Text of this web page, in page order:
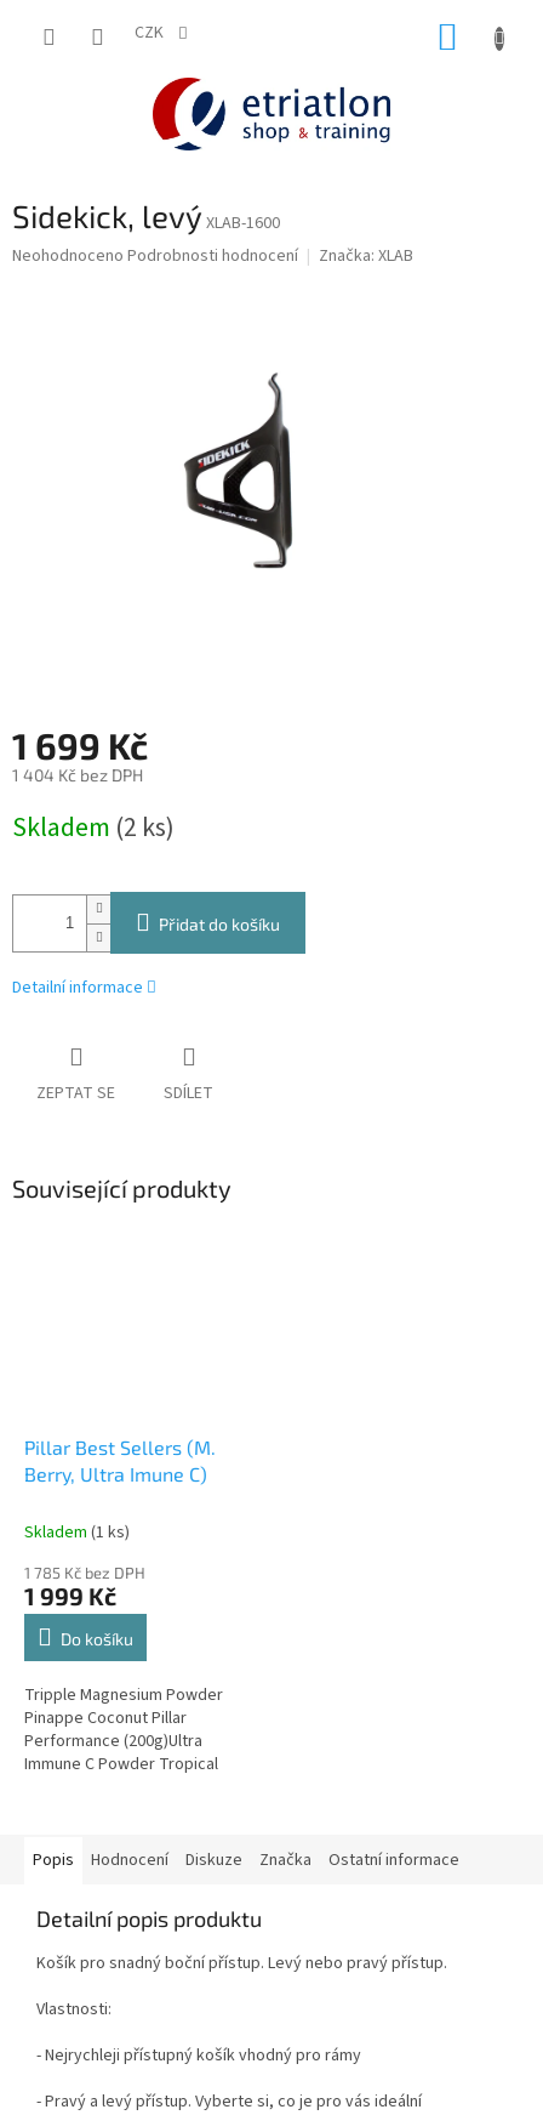
CZK
Sidekick, levý XLAB-1600
Průměrné
Neohodnoceno Podrobnosti hodnocení Značka: XLAB
1 699 Kč
1 404 Kč bez DPH
cena:
Skladem (2 ks)
Přidat do košíku
Detailní informace
ZEPTAT SE SDÍLET
Související produkty
Pillar Best Sellers (M.
Berry, Ultra Imune C)
Skladem (1 ks)
1 785 Kč bez DPH
1 999 Kč
Do košíku
Tripple Magnesium Powder
Pinappe Coconut Pillar
Performance (200g)Ultra
Immune C Powder Tropical
Popis Hodnocení Diskuze Značka Ostatní informace
Detailní popis produktu
Košík pro snadný boční přístup. Levý nebo pravý přístup.
Vlastnosti:
- Nejrychleji přístupný košík vhodný pro rámy
-Pravý a levý přístup. Vyberte si, co je pro vás ideální
shop.etriatlon.cz - Chat